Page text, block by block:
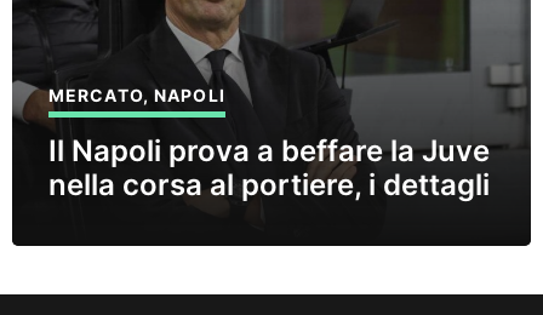
MERCATO, NAPOLI
Il Napoli prova a beffare la Juve
nella corsa al portiere, i dettagli